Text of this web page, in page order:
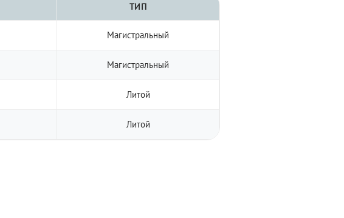
ТИП
Магистральный
Магистральный
Литой
Литой